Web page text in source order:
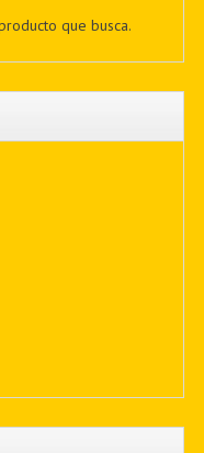
que busca.